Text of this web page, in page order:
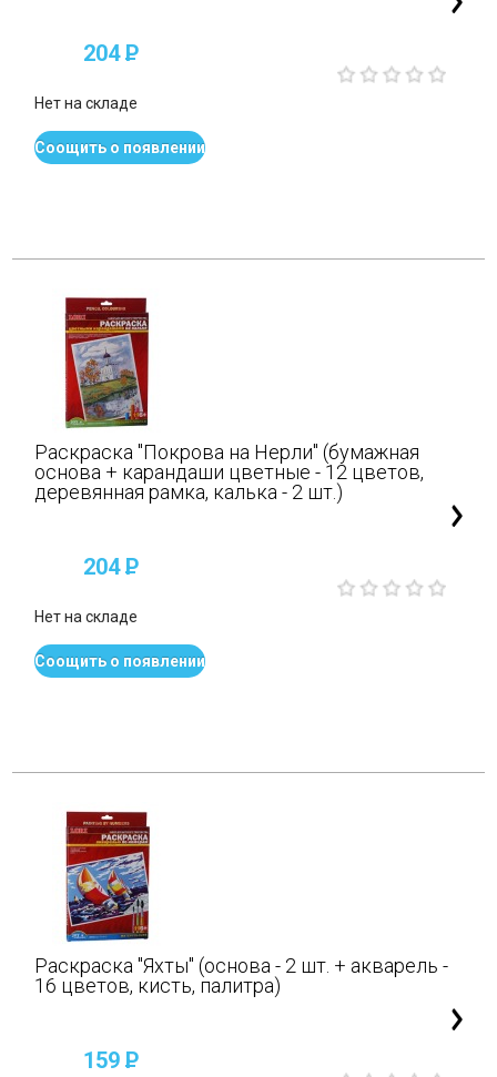
204P
Нет на складе
Соощить о появлении
Раскраска "Покрова на Нерли" (бумажная
основа + карандаши цветные - 12 цветов,
деревянная рамка, калька - 2 шт.)
204P
Нет на складе
Соощить о появлении
Раскраска "Яхты" (основа - 2 шт. + акварель -
16 цветов, кисть, палитра)
159P